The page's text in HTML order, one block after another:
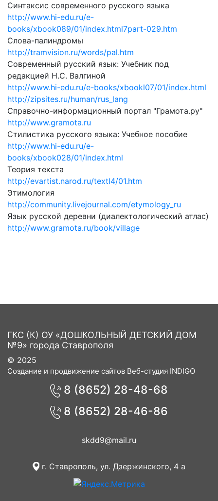
Синтаксис современного русского языка
http://www.hi-edu.ru/e-
books/xbook089/01/index.html7part-029.htm
Слова-палиндромы
http://tramvision.ru/words/pal.htm
Современный русский язык: Учебник под
редакцией Н.С. Валгиной
http://www.hi-edu.ru/e-books/xbookl07/01/index.html
http://zipsites.ru/human/rus_lang
Справочно-информационный портал "Грамота.ру"
http://www.gramota.ru
Стилистика русского языка: Учебное пособие
http://www.hi-edu.ru/e-
books/xbook028/01/index.html
Теория текста
http://evartist.narod.ru/textl4/01.htm
Этимология
http://community.livejournal.com/etymology_ru
Язык русской деревни (диалектологический атлас)
http://www.gramota.ru/book/village
ГКС (К) ОУ «ДОШКОЛЬНЫЙ ДЕТСКИЙ ДОМ
№9» города Ставрополя
© 2025
Создание и продвижение сайтов Веб-студия INDIGO
8 (8652) 28-48-68
8 (8652) 28-46-86
skdd9@mail.ru
г. Ставрополь, ул. Дзержинского, 4 а